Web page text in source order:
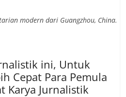
modern dari Guangzhou, China.
ini, Untuk
Cepat Para Pemula
Karya Jurnalistik